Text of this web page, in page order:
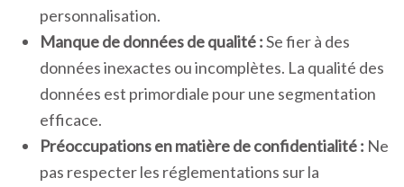
personnalisation.
Manque de données de qualité :Se fier à des
données inexactes ou incomplètes. La qualité des
données est primordiale pour une segmentation
efficace.
Préoccupations en matière de confidentialité : Ne
pas respecter les réglementations sur la